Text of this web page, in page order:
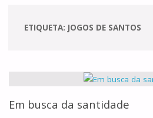
ETIQUETA: JOGOS DE SANTOS
Em busca da santidade